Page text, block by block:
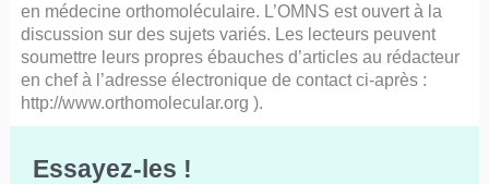
en médecine orthomoléculaire. L’OMNS est ouvert à la
discussion sur des sujets variés. Les lecteurs peuvent
soumettre leurs propres ébauches d’articles au rédacteur
en chef à l’adresse électronique de contact ci-après :
http://www.orthomolecular.org ).
Essayez-les !